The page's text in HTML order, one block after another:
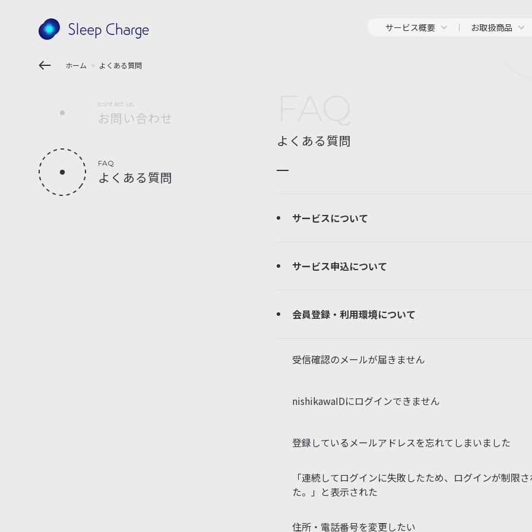
サービス概要 お取扱商品
ホーム よくある質問
contact us
お問い合わせ
FAQ
よくある質問
よくある質問
サービスについて
サービス申込について
会員登録・利用環境について
受信確認のメールが届きません
nishikawaIDにログインできません
登録しているメールアドレスを忘れてしまいました
「連続してログインに失敗したため、ログインが制限
た。」と表示された
住所・電話番号を変更したい